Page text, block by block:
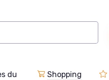
du
Shopping